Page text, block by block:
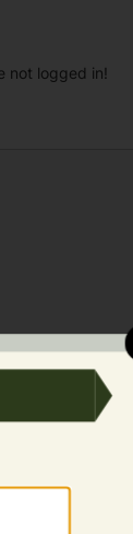
not logged in!
være en fysisk
delt ansvar.